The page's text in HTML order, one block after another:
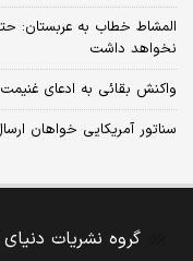
المشاط خطاب به عربستان:
نخواهد داشت
واکنش بقائی به ادعای
سناتور آمریکایی خواهان
گروه نشریات